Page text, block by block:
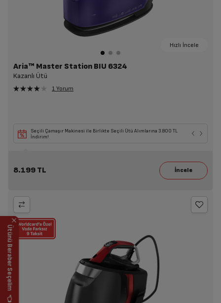
Hızlı İncele
Aria™ Master Station BIU 6324
Kazanlı Ütü
1 Yorum
Seçili Çamaşır Makinesi ile Birlikte Seçili Ütü Alımlarına 3.800 TL
İndirim!
8.199 TL
Ütünü Beraber Seçelim 👈